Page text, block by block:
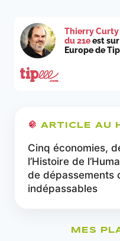
Thierry
du 21eest sur
Europe de
ARTICLE AU
Cinq économies,
l’Histoire de
de dépassements
indépassables
MES